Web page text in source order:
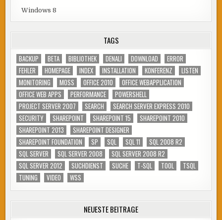
Windows 8
TAGS
BACKUP BETA BIBLIOTHEK DENALI DOWNLOAD
ERROR
FEHLER
HOMEPAGE INDEX INSTALLATION KONFERENZ
LISTEN
MONITORING
MOSS OFFICE 2010
OFFICE WEBAPPLICATION
OFFICE WEB APPS
PERFORMANCE
POWERSHELL
PROJECT SERVER 2007
SEARCH
SEARCH SERVER EXPRESS 2010
SECURITY
SHAREPOINT SHAREPOINT 15
SHAREPOINT 2010
SHAREPOINT 2013
SHAREPOINT DESIGNER
SHAREPOINT FOUNDATION
SP SQL SQL 11
SQL 2008 R2
SQL SERVER
SQL SERVER 2008
SQL SERVER 2008 R2
SQL SERVER 2012
SUCHDIENST SUCHE T-SQL TOOL
TSQL
TUNING
VIDEO WSS
NEUESTE BEITRÄGE